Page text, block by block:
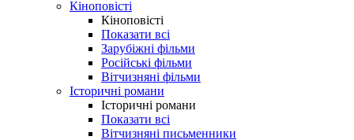
Кіноповісті
Кіноповісті
Показати всі
Зарубіжні фільми
Російські фільми
Вітчизняні фільми
Історичні романи
Історичні романи
Показати всі
Вітчизняні письменники